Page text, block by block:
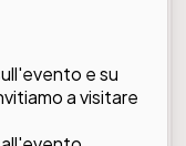
e su
a visitare